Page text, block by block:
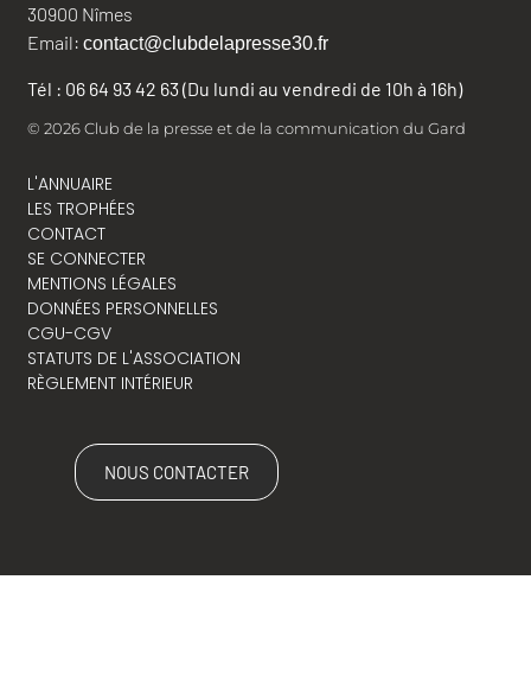
30900 Nîmes
Email: contact@clubdelapresse30.fr
Tél : 06 64 93 42 63 (Du lundi au vendredi de 10h à 16h)
© 2026 Club de la presse et de la communication du Gard
L'ANNUAIRE
LES TROPHÉES
CONTACT
SE CONNECTER
MENTIONS LÉGALES
DONNÉES PERSONNELLES
CGU-CGV
STATUTS DE L'ASSOCIATION
RÈGLEMENT INTÉRIEUR
NOUS CONTACTER